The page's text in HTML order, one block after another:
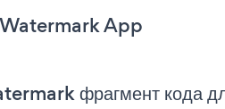
App
фрагмент кода